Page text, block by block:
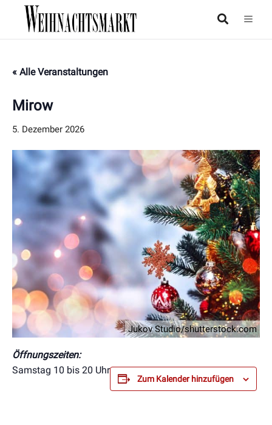
« Alle Veranstaltungen
Mirow
5. Dezember 2026
Jukov Studio/shutterstock.com
Öffnungszeiten:
Samstag 10 bis 20 Uhr
Zum Kalender hinzufügen